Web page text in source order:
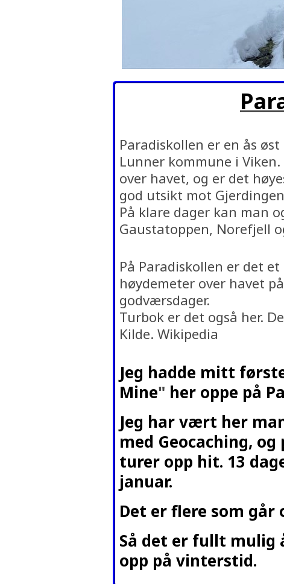
Paradiskollen er en ås
Lunner kommune i
over havet, og er det
god utsikt mot
På klare dager kan man
Gaustatoppen, Norefjell
På Paradiskollen er det
høydemeter over havet
godværsdager.
Turbok er det også her.
Kilde. Wikipedia
Jeg hadde mitt
Mine" her oppe på
Jeg har vært her
med Geocaching,
turer opp hit. 13
januar.
Det er flere som
Så det er fullt mulig
opp på vinterstid.